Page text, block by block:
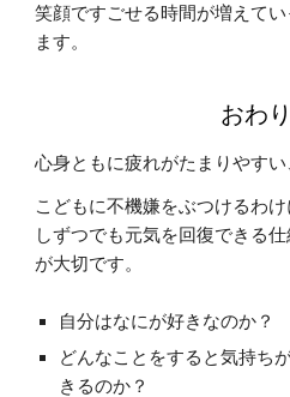
笑顔ですごせる時間が増えて
ます。
おわ
心身ともに疲れがたまりやすい
こどもに不機嫌をぶつけるわ
しずつでも元気を回復できる
が大切です。
自分はなにが好きなのか？
どんなことをすると気持ち
きるのか？